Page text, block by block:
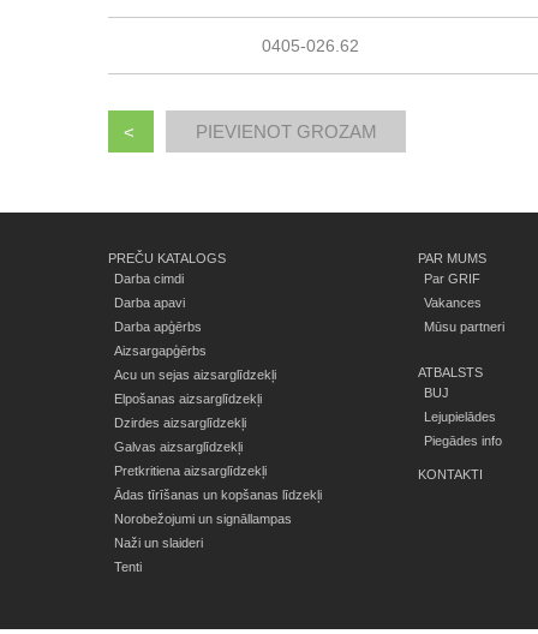
0405-026.62
<
PREČU KATALOGS
Darba cimdi
Darba apavi
Darba apģērbs
Aizsargapģērbs
Acu un sejas aizsarglīdzekļi
Elpošanas aizsarglīdzekļi
Dzirdes aizsarglīdzekļi
Galvas aizsarglīdzekļi
Pretkritiena aizsarglīdzekļi
Ādas tīrīšanas un kopšanas līdzekļi
Norobežojumi un signāllampas
Naži un slaideri
Tenti
PAR MUMS
Par GRIF
Vakances
Mūsu partneri
ATBALSTS
BUJ
Lejupielādes
Piegādes info
KONTAKTI